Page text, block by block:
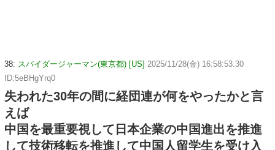
38: スパイダージャーマン(東京都) [US] 2025/11/28(金) 16:58:53.30
ID:5eBHgYrq0
失われた30年の間に経団連が何をやったかと言
えば
中国を最重要視して日本企業の中国進出を推進
して技術移転を推進して中国人留学生を受け入